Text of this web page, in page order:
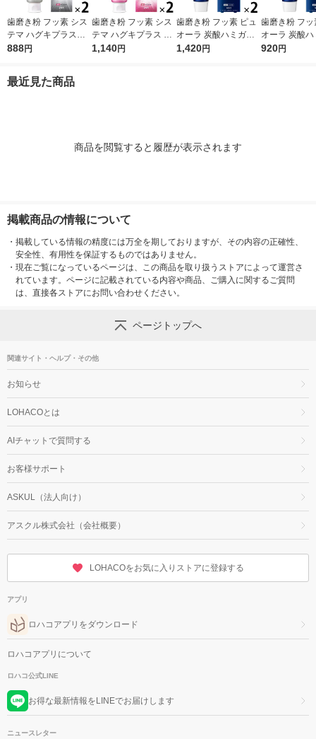
歯磨き粉 フッ素 シス
テマ ハグキプラスW
ホワイトニング ハミ
セット（2本） ライオ
888円
歯磨き粉 フッ素 シス
テマ ハグキプラス ハ
ミガキ 組織修復成分
1,140円
歯磨き粉 フッ素 ピュ
オーラ 炭酸ハミガキ
95g クリスタルソーダ
1,420円
歯磨き粉 フッ
オーラ 炭酸
95g クリスタ
920円
最近見た商品
商品を閲覧すると履歴が表示されます
掲載商品の情報について
・ 掲載している情報の精度には万全を期しておりますが、その内容の正確性、
安全性、有用性を保証するものではありません。
・ 現在ご覧になっているページは、この商品を取り扱うストアによって運営さ
れています。ページに記載されている内容や商品、ご購入に関するご質問
は、直接各ストアにお問い合わせください。
ページトップへ
関連サイト・ヘルプ・その他
お知らせ
LOHACOとは
AIチャットで質問する
お客様サポート
ASKUL（法人向け）
アスクル株式会社（会社概要）
LOHACOをお気に入りストアに登録する
アプリ
ロハコアプリをダウンロード
ロハコアプリについて
ロハコ公式LINE
お得な最新情報をLINEでお届けします
ニュースレター